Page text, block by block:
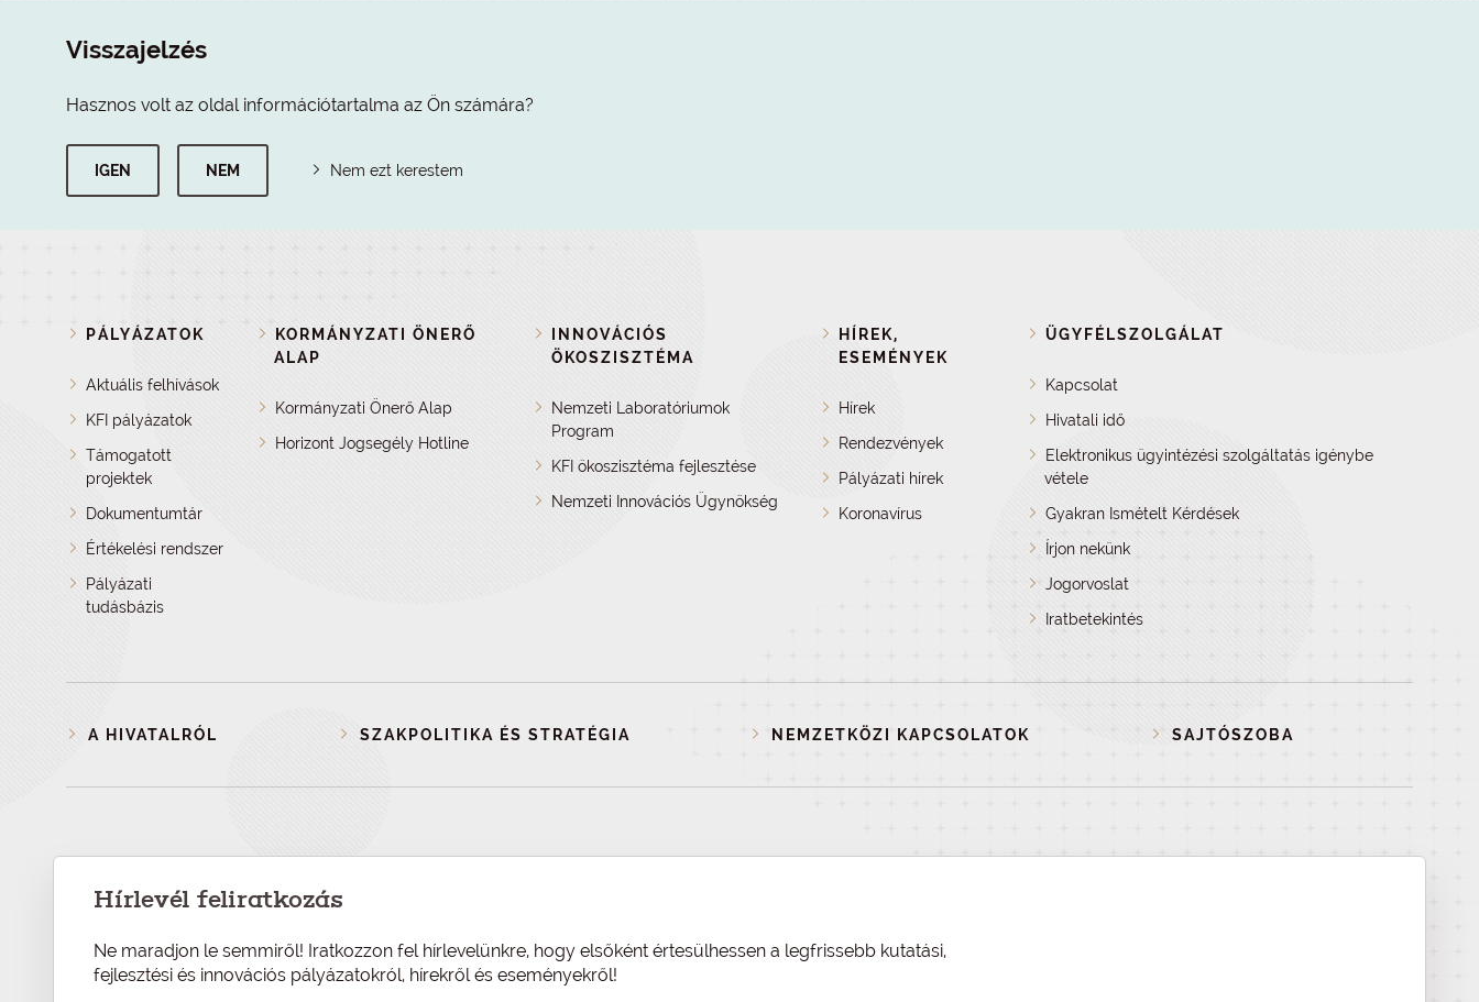
Visszajelzés
Hasznos volt az oldal információtartalma az Ön számára?
IGEN NEM Nem ezt kerestem
PÁLYÁZATOK
Aktuális felhívások
KFI pályázatok
Támogatott
projektek
Dokumentumtár
Értékelési rendszer
Pályázati
tudásbázis
KORMÁNYZATI ÖNERŐ
ALAP
Kormányzati Önerő Alap
Horizont Jogsegély Hotline
INNOVÁCIÓS
ÖKOSZISZTÉMA
Nemzeti Laboratóriumok
Program
KFI ökoszisztéma fejlesztése
Nemzeti Innovációs Ügynökség
HÍREK,
ESEMÉNYEK
Hírek
Rendezvények
Pályázati hírek
Koronavírus
ÜGYFÉLSZOLGÁLAT
Kapcsolat
Hivatali idő
Elektronikus ügyintézési szolgáltatás igénybe
vétele
Gyakran Ismételt Kérdések
Írjon nekünk
Jogorvoslat
Iratbetekintés
A HIVATALRÓL SZAKPOLITIKA ÉS STRATÉGIA NEMZETKÖZI KAPCSOLATOK SAJTÓSZOBA
Hírlevél feliratkozás
Ne maradjon le semmiről! Iratkozzon fel hírlevelünkre, hogy elsőként értesülhessen a legfrissebb kutatási,
fejlesztési és innovációs pályázatokról, hírekről és eseményekről!